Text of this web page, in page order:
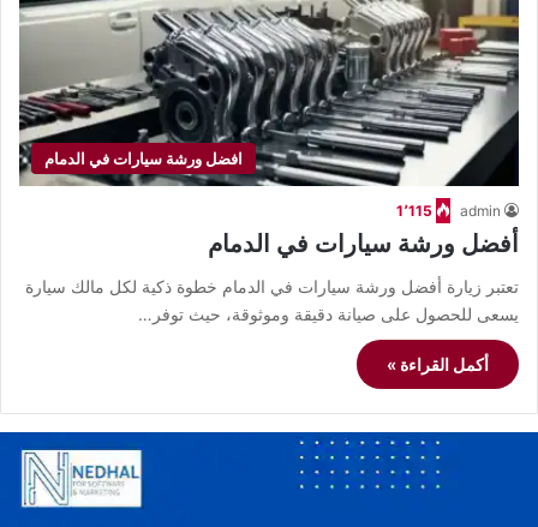
افضل ورشة سيارات في الدمام
admin 1٬115
أفضل ورشة سيارات في الدمام
تعتبر زيارة أفضل ورشة سيارات في الدمام خطوة ذكية لكل مالك سيارة
يسعى للحصول على صيانة دقيقة وموثوقة، حيث توفر…
أكمل القراءة »